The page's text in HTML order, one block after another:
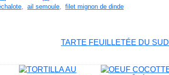
, ail semoule, filet mignon de dinde
TARTE FEUILLETÉE DU SUD